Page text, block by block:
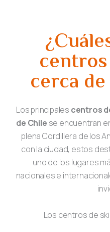
cerca
Los principales centros
de Chile se encuentran
plena Cordillera de los
con la ciudad, estos
uno de los lugares
nacionales e
Los centros de